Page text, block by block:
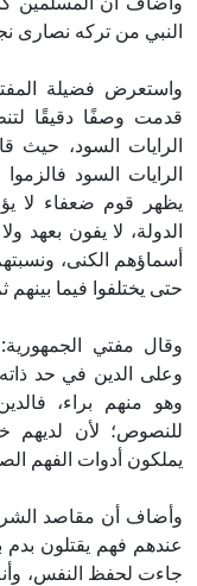
من تركه نصارى
فضيلة المفتي
وصفًا دقيقًا
السود، حيث قال
السود فالزموا
قوم ضعفاء لا يؤبه
لا يفون بعهد ولا
الكنى، ونسبتهم
يختلفوا فيما بينهم
مفتي الجمهورية:
الدين في حد ذاته؛
منهم براء، فالدين
لأن لديهم
أدوات الفهم
أن مقاصد الشريعة
فهم يقتلون بدم
لحفظ النفس، وأنه